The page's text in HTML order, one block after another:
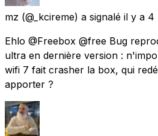
mz (@_kcireme) a signalé il y a 4
Ehlo @Freebox @free Bug
ultra en dernière version :
wifi 7 fait crasher la box, qui
apporter ?